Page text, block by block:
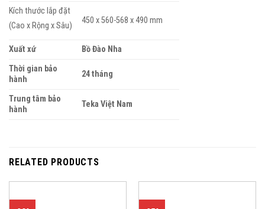
Kích thước lắp đặt
(Cao x Rộng x Sâu)
450 x 560-568 x 490 mm
Xuất xứ
Bồ Đào Nha
Thời gian bảo
hành
24 tháng
Trung tâm bảo
hành
Teka Việt Nam
RELATED PRODUCTS